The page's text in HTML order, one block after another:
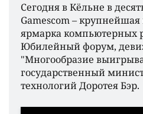
Сегодня в Кёльне в
Gamescom –
ярмарка компьютерных
Юбилейный форум,
"Многообразие
государственный
технологий Доротея Бэр.